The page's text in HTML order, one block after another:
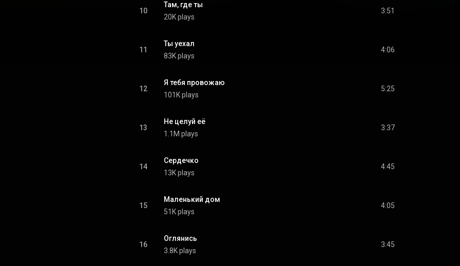
10
Там, где ты
20K plays
3:51
11
Ты уехал
83K plays
4:06
12
Я тебя провожаю
101K plays
5:25
13
Не целуй её
1.1M plays
3:37
14
Сердечко
13K plays
4:45
15
Маленький дом
51K plays
4:05
16
Оглянись
3.8K plays
3:45